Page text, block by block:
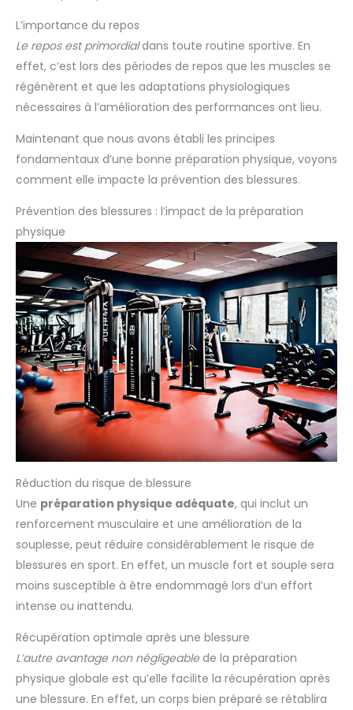
L’importance du repos
Le repos est primordialdans toute routine sportive. En
effet, c’est lors des périodes de repos que les muscles se
régénèrent et que les adaptations physiologiques
nécessaires à l’amélioration des performances ont lieu.
Maintenant que nous avons établi les principes
fondamentaux d’une bonne préparation physique, voyons
comment elle impacte la prévention des blessures.
Prévention des blessures : l’impact de la préparation
physique
Réduction du risque de blessure
Une préparation physique adéquate, qui inclut un
renforcement musculaire et une amélioration de la
souplesse, peut réduire considérablement le risque de
blessures en sport. En effet, un muscle fort et souple sera
moins susceptible à être endommagé lors d’un effort
intense ou inattendu.
Récupération optimale après une blessure
L’autre avantage non négligeablede la préparation
physique globale est qu’elle facilite la récupération après
une blessure. En effet, un corps bien préparé se rétablira